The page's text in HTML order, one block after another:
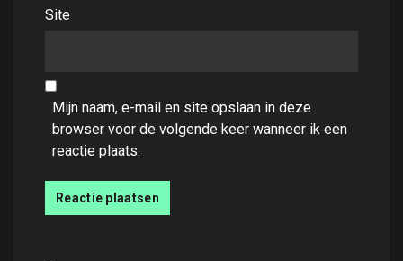
Site
Mijn naam, e-mail en site opslaan in deze
browser voor de volgende keer wanneer ik een
reactie plaats.